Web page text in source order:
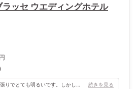
ッセ ウエディングホテル
チャペルと同じで、ガラス張りでとても明るいです。しかし、夕方になってくるとまた雰囲気が変わり、都会の夜景が見られロマンチックでした！また、縦長の披露宴会場で長机も置いてもらえたので、席が何人席でも大丈夫でした。そのため、友達のグループごとにまとめられ良かったです！ 続きを見る